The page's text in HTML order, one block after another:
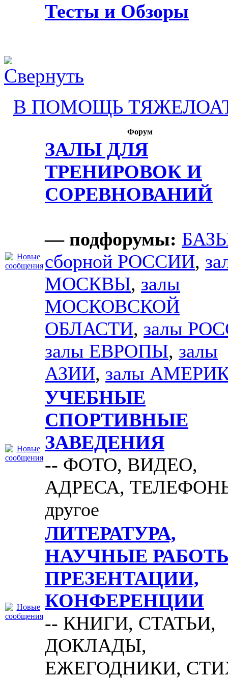
Тесты и Обзоры
В ПОМОЩЬ
Форум
ЗАЛЫ ДЛЯ
ТРЕНИРОВОК И
СОРЕВНОВАНИЙ
— подфорумы:
сборной РОССИИ,
МОСКВЫ, залы
МОСКОВСКОЙ
ОБЛАСТИ, залы
залы ЕВРОПЫ, залы
АЗИИ, залы
УЧЕБНЫЕ
СПОРТИВНЫЕ
ЗАВЕДЕНИЯ
-- ФОТО, ВИДЕО,
АДРЕСА,
другое
ЛИТЕРАТУРА,
НАУЧНЫЕ
ПРЕЗЕНТАЦИИ,
КОНФЕРЕНЦИИ
-- КНИГИ, СТАТЬИ,
ДОКЛАДЫ,
ЕЖЕГОДНИКИ,